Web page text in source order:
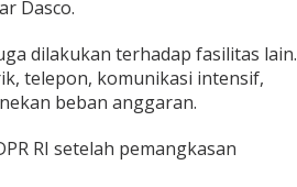
Dasco.
dilakukan terhadap fasilitas lain.
telepon, komunikasi intensif,
beban anggaran.
RI setelah pemangkasan